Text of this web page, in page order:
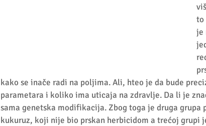
to
je
kako se inače radi na poljima. Ali, hteo je da bude
parametara i koliko ima uticaja na zdravlje. Da li je
sama genetska modifikacija. Zbog toga je druga grupa
kukuruz, koji nije bio prskan herbicidom a trećoj grupi